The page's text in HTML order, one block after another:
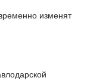
изменят